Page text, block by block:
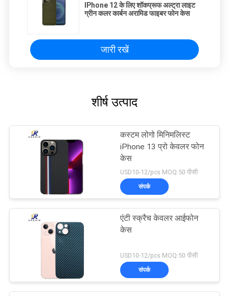
IPhone 12 के लिए शॉकप्रूफ अल्ट्रा लाइट
ग्रीन कलर कार्बन अरामिड फाइबर फोन केस
जारी रखें
शीर्ष उत्पाद
कस्टम लोगो मिनिमलिस्ट
iPhone 13 प्रो केवलर फोन
केस
USD10-12/pcs MOQ:50 पीसी
संपर्क
एंटी स्क्रैच केवलर आईफोन
केस
USD10-12/pcs MOQ:50 पीसी
संपर्क